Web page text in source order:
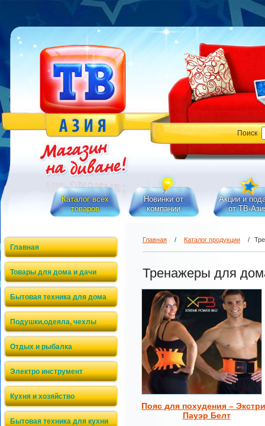
Поиск
Каталог всех
товаров
Новинки от
компании
Акции и
от ТВ-
Главная
Товары для дома и дачи
Бытовая техника для дома
Подушки,одеяла, чехлы
Отдых и рыбалка
Электро инструмент
Кухня и хозяйство
Бытовая техника для кухни
Главная / Каталог продукции /
Тренажеры для
Пояс для похудения –
Пауэр Белт